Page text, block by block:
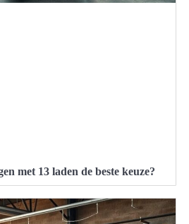
met 13 laden de beste keuze?